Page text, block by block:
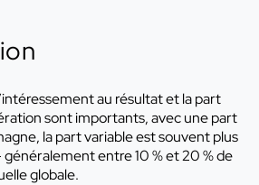
au résultat et la part
sont importants, avec une part
la part variable est souvent plus
généralement entre 10 % et 20 % de
globale.